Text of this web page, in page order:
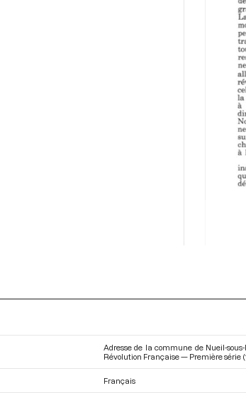
Adresse de la commune de Nueil-
Révolution Française — Première série
Français